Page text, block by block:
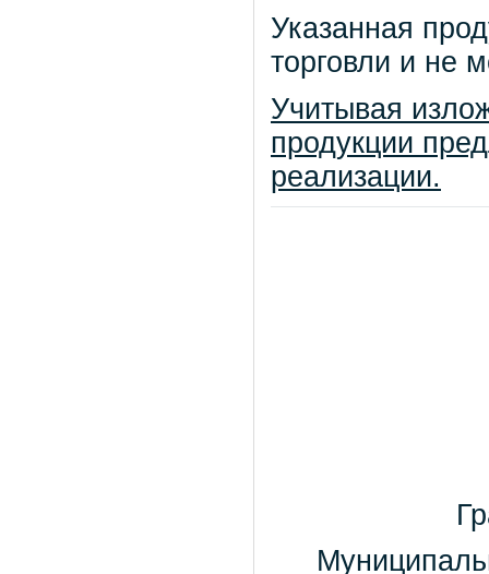
Указанная
торговли и не
Учитывая
продукции
реализации.